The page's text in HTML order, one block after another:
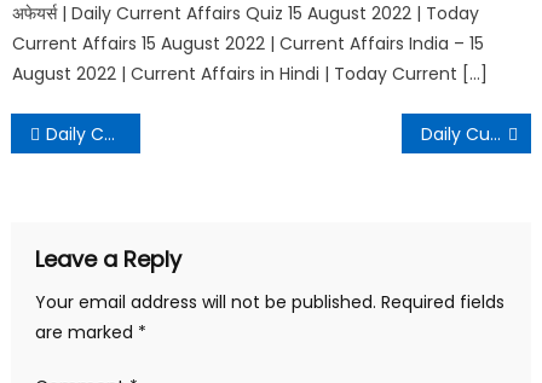
अफेयर्स | Daily Current Affairs Quiz 15 August 2022 | Today
Current Affairs 15 August 2022 | Current Affairs India – 15
August 2022 | Current Affairs in Hindi | Today Current […]
Daily Current Affairs – 09 December 2021 Daily Current Affairs – 11 December 2021
Leave a Reply
Your email address will not be published. Required fields
are marked *